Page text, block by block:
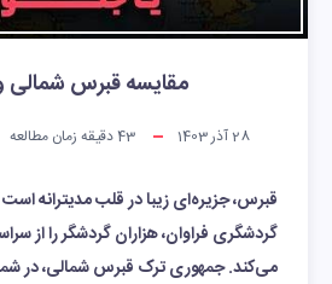
مقایسه قبرس شمالی
28 آذر 1403 43دقیقه زمان مطالعه
قبرس، جزیره‌ای زیبا در قلب مدیترانه
گردشگری فراوان، هزاران گردشگر را از
می‌کند. جمهوری ترک قبرس شمالی، در